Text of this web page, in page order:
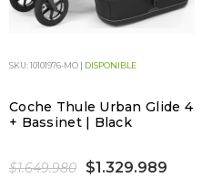
SKU: 10101976-MO | DISPONIBLE
Coche Thule Urban Glide 4
+ Bassinet | Black
$1.649.980 $1.329.989